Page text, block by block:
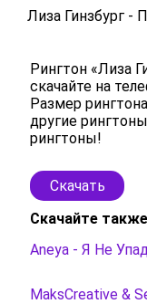
Лиза Гинзбург -
Рингтон «Лиза
скачайте на
Размер
другие
рингтоны!
Скачать
Скачайте
Aneya - Я Не
MaksCreative &